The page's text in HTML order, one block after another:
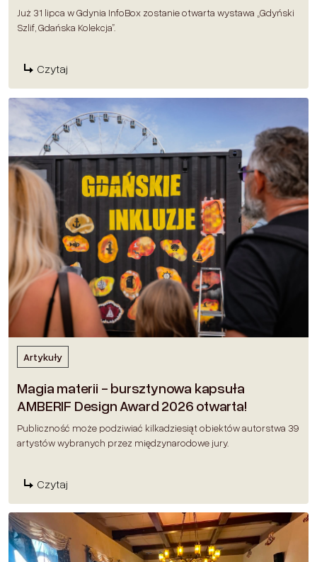
Już 31 lipca w Gdynia InfoBox zostanie otwarta wystawa „Gdyński
Szlif, Gdańska Kolekcja”.
Czytaj
Artykuły
Magia materii - bursztynowa kapsuła
AMBERIF Design Award 2026 otwarta!
Publiczność może podziwiać kilkadziesiąt obiektów autorstwa 39
artystów wybranych przez międzynarodowe jury.
Czytaj